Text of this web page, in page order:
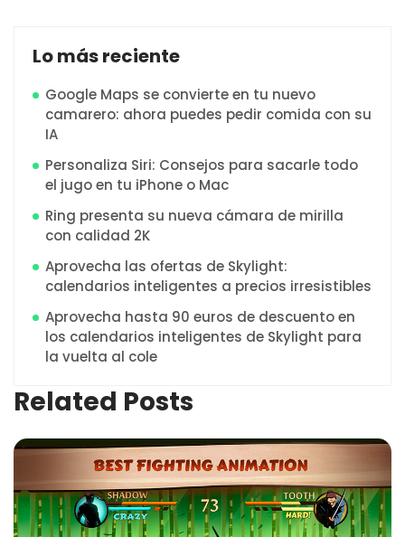
Lo más reciente
Google Maps se convierte en tu nuevo
camarero: ahora puedes pedir comida con su
IA
Personaliza Siri: Consejos para sacarle todo
el jugo en tu iPhone o Mac
Ring presenta su nueva cámara de mirilla
con calidad 2K
Aprovecha las ofertas de Skylight:
calendarios inteligentes a precios irresistibles
Aprovecha hasta 90 euros de descuento en
los calendarios inteligentes de Skylight para
la vuelta al cole
Related Posts